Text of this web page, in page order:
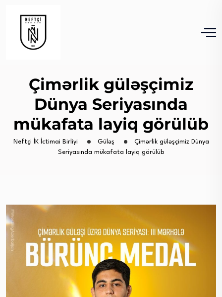
Çimərlik güləşçimiz
Dünya Seriyasında
mükafata layiq görülüb
Neftçi İK İctimai Birliyi Güləş
Çimərlik güləşçimiz Dünya
Seriyasında mükafata layiq görülüb